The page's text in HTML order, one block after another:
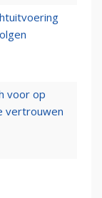
voor op
vertrouwen